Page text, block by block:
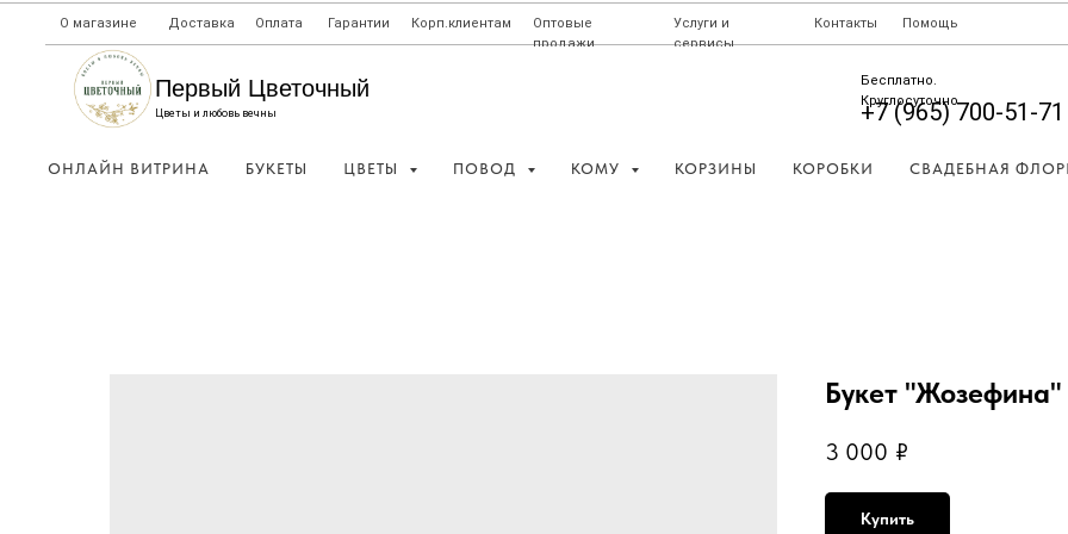
О магазине Доставка Оплата Гарантии Корп.клиентам
Услуги и
сервисы
Контакты Помощь
Оптовые
продажи
Первый Цветочный
Цветы и любовь вечны
Бесплатно.
Круглосуточно
+7 (965) 700-51-71
ОНЛАЙН ВИТРИНА БУКЕТЫ ЦВЕТЫ ПОВОД КОМУ КОРЗИНЫ КОРОБКИ СВАДЕБНАЯ
Букет "Жозефина"
3 000 ₽
Купить